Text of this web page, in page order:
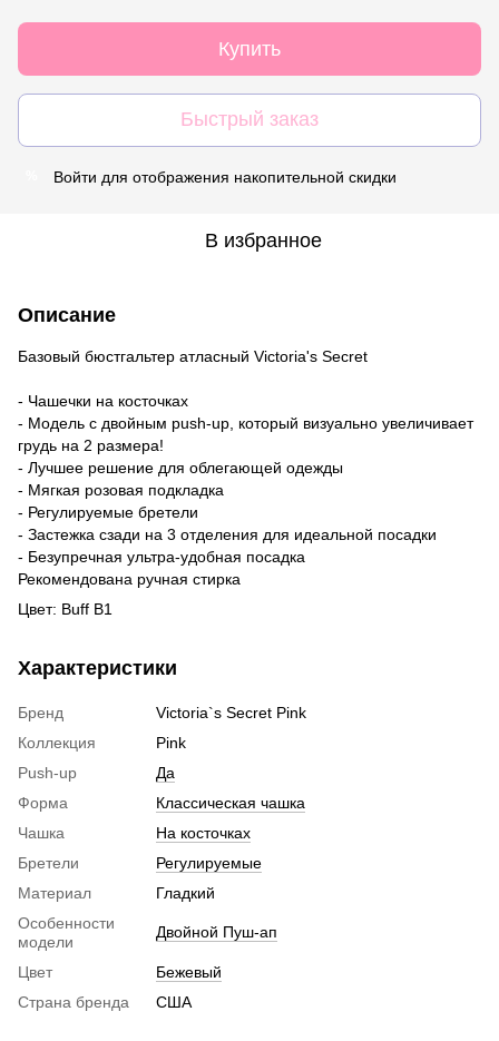
Купить
Быстрый заказ
Войти для отображения накопительной скидки
В избранное
Описание
Базовый бюстгальтер атласный Victoria's Secret
- Чашечки на косточках
- Модель c двойным push-up, который визуально увеличивает
грудь на 2 размера!
- Лучшее решение для облегающей одежды
- Мягкая розовая подкладка
- Регулируемые бретели
- Застежка сзади на 3 отделения для идеальной посадки
- Безупречная ультра-удобная посадка
Рекомендована ручная стирка
Цвет: Buff B1
Характеристики
Бренд
Victoria`s Secret Pink
Коллекция
Pink
Push-up
Да
Форма
Классическая чашка
Чашка
На косточках
Бретели
Регулируемые
Материал
Гладкий
Особенности
модели
Двойной Пуш-ап
Цвет
Бежевый
Страна бренда
США